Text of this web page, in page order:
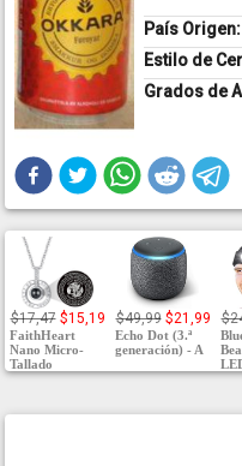
País Origen:
Estilo de
Grados de
$17,47 $15,19
FaithHeart
Nano Micro-
Tallado
$49,99 $21,99
Echo Dot (3.ª
generación) - A